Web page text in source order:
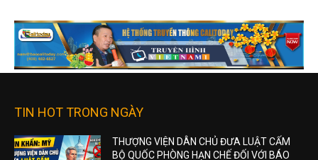
TIN HOT TRONG NGÀY
THƯỢNG VIỆN DÂN CHỦ ĐƯA LUẬT CẤM
BỘ QUỐC PHÒNG HẠN CHẾ ĐỐI VỚI BÁO